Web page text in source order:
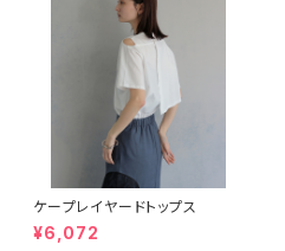
ケープレイヤードトップス
¥6,072